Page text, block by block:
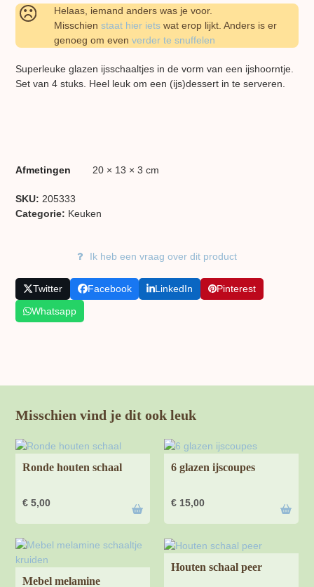
Helaas, iemand anders was je voor.
Misschienstaat hier iets wat erop lijkt. Anders is er
genoeg om evenverder te snuffelen
Superleuke glazen ijsschaaltjes in de vorm van een ijshoorntje.
Set van 4 stuks. Heel leuk om een (ijs)dessert in te serveren.
Afmetingen 20 × 13 × 3 cm
SKU: 205333
Categorie: Keuken
Ik heb een vraag over dit product
Twitter Facebook LinkedIn
Pinterest
Whatsapp
Misschien vind je dit ook leuk
Ronde houten schaal
€ 5,00
6 glazen ijscoupes
€ 15,00
Mebel melamine
Houten schaal peer